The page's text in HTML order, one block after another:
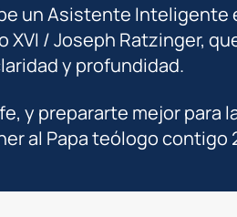
un Asistente Inteligente
/ Joseph Ratzinger,
y profundidad.
y prepararte mejor para
al Papa teólogo contigo